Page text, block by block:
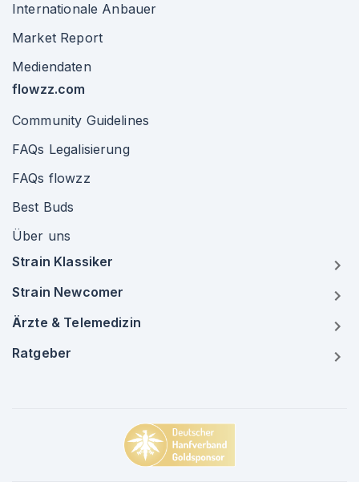
Internationale Anbauer
Market Report
Mediendaten
flowzz.com
Community Guidelines
FAQs Legalisierung
FAQs flowzz
Best Buds
Über uns
Strain Klassiker
Strain Newcomer
Ärzte & Telemedizin
Ratgeber